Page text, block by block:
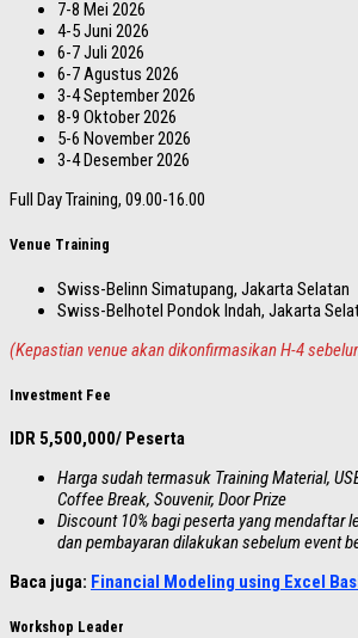
7-8 Mei 2026
4-5 Juni 2026
6-7 Juli 2026
6-7 Agustus 2026
3-4 September 2026
8-9 Oktober 2026
5-6 November 2026
3-4 Desember 2026
Full Day Training, 09.00-16.00
Venue Training
Swiss-Belinn Simatupang, Jakarta Selatan
Swiss-Belhotel Pondok Indah, Jakarta
(Kepastian venue akan dikonfirmasikan H-4
Investment Fee
IDR 5,500,000/ Peserta
Harga sudah termasuk Training Material,
Coffee Break, Souvenir, Door Prize
Discount 10% bagi peserta yang mendaftar
dan pembayaran dilakukan sebelum event
Baca juga: Financial Modeling using Excel
Workshop Leader